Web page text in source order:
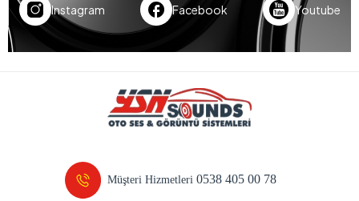
Instagram Facebook Youtube
Müşteri Hizmetleri0538 405 00 78